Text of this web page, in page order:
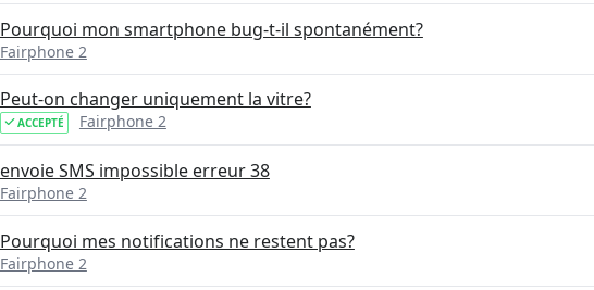
Pourquoi mon smartphone bug-t-il spontanément?
Fairphone 2
Peut-on changer uniquement la vitre?
ACCEPTÉ Fairphone 2
envoie SMS impossible erreur 38
Fairphone 2
Pourquoi mes notifications ne restent pas?
Fairphone 2